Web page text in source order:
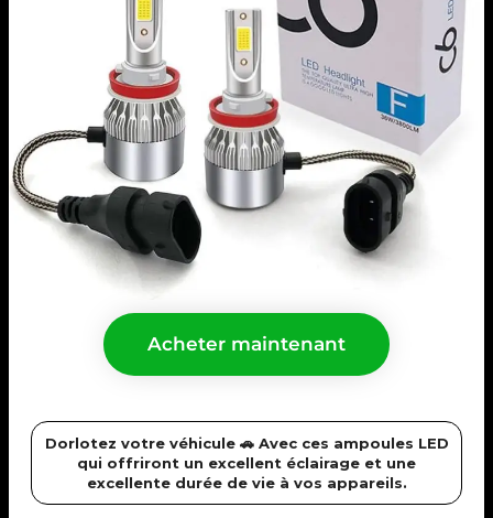
Acheter maintenant
Dorlotez votre véhicule 🚗 Avec ces ampoules LED
qui offriront un excellent éclairage et une
excellente durée de vie à vos appareils.